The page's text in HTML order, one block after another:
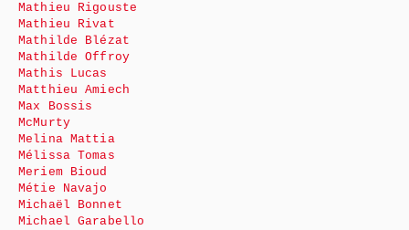
Mathieu Rigouste
Mathieu Rivat
Mathilde Blézat
Mathilde Offroy
Mathis Lucas
Matthieu Amiech
Max Bossis
McMurty
Melina Mattia
Mélissa Tomas
Meriem Bioud
Métie Navajo
Michaël Bonnet
Michael Garabello